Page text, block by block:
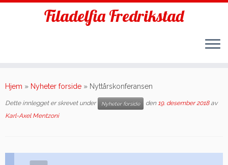
to
Filadelfia Fredrikstad
Hjem » Nyheter forside » Nyttårskonferansen
Dette innlegget er skrevet under Nyheter forside den 19. desember 2018 av
Karl-Axel Mentzoni